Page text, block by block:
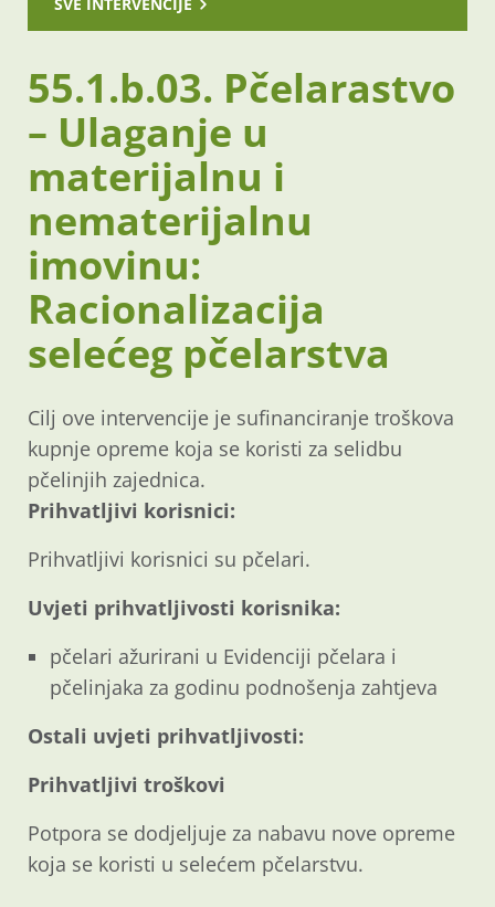
55.1.b.03. Pčelarastvo
– Ulaganje u
materijalnu i
nematerijalnu
imovinu:
Racionalizacija
selećeg pčelarstva
Cilj ove intervencije je sufinanciranje troškova
kupnje opreme koja se koristi za selidbu
pčelinjih zajednica.
Prihvatljivi korisnici:
Prihvatljivi korisnici su pčelari.
Uvjeti prihvatljivosti korisnika:
pčelari ažurirani u Evidenciji pčelara i
pčelinjaka za godinu podnošenja zahtjeva
Ostali uvjeti prihvatljivosti:
Prihvatljivi troškovi
Potpora se dodjeljuje za nabavu nove opreme
koja se koristi u selećem pčelarstvu.